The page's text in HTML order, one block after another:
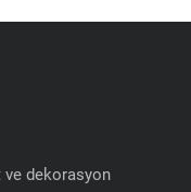
ve dekorasyon